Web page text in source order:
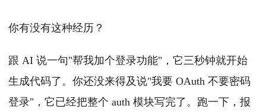
你有没有这种经历？
跟 AI 说一句"帮我加个登录功能"，它三秒钟就开始
生成代码了。你还没来得及说"我要 OAuth 不要密码
登录"，它已经把整个 auth 模块写完了。跑一下，报